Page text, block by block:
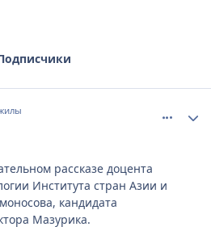
рассказе доцента
Института стран Азии и
кандидата
Мазурика.